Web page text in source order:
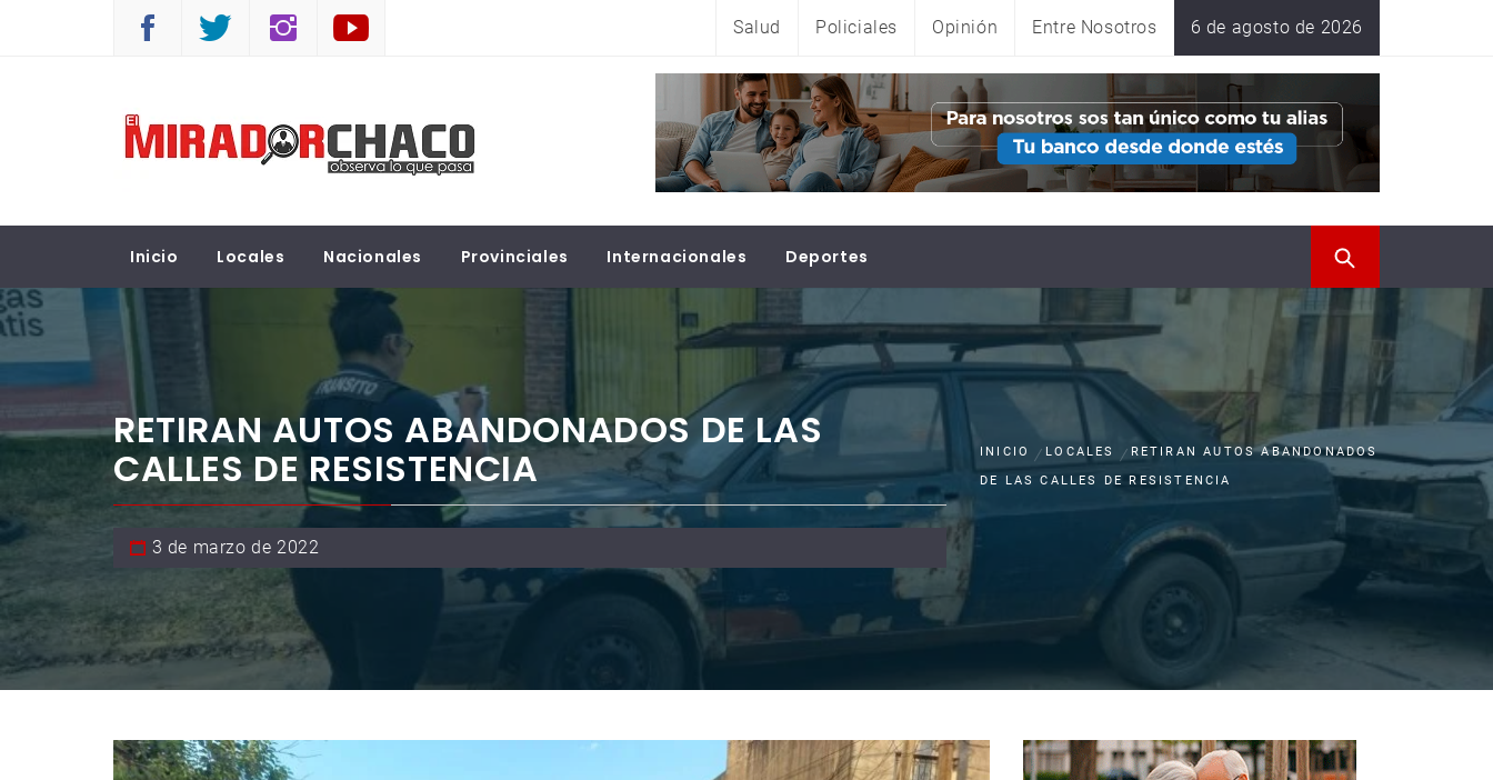
Salud Policiales Opinión Entre Nosotros 6 de agosto de 2026
EL MIRADOR CHACO
Inicio Locales Nacionales Provinciales Internacionales Deportes
RETIRAN AUTOS ABANDONADOS DE LAS
CALLES DE RESISTENCIA
3 de marzo de 2022
INICIO LOCALES
RETIRAN AUTOS ABANDONADOS
DE LAS CALLES DE RESISTENCIA